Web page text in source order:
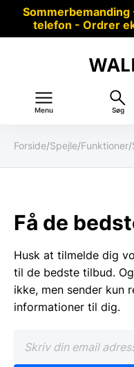
telefon - Ordrer
Menu Søg
Forside/Spejle/Funktioner/
Få de
Husk at tilmelde dig
til de bedste tilbud.
ikke, men sender kun
informationer til dig.